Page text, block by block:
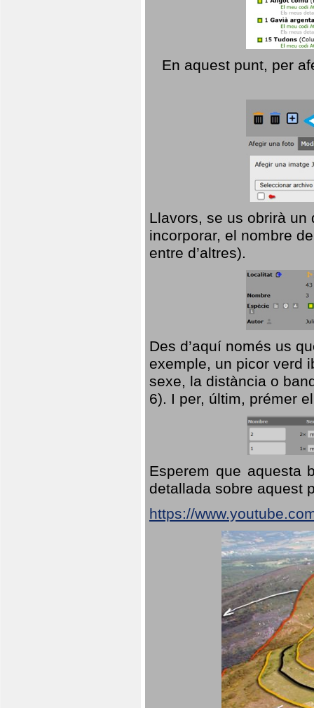
En aquest punt, per
Llavors, se us obrirà
incorporar, el nombre
entre d’altres).
Des d’aquí només us
exemple, un picor verd
sexe, la distància o
6). I per, últim, prémer
Esperem que aquesta
detallada sobre aquest
https://